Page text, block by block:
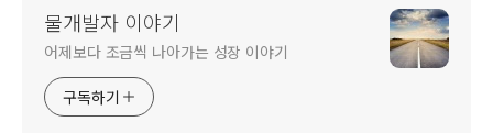
물개발자 이야기
어제보다 조금씩 나아가는 성장 이야기
구독하기